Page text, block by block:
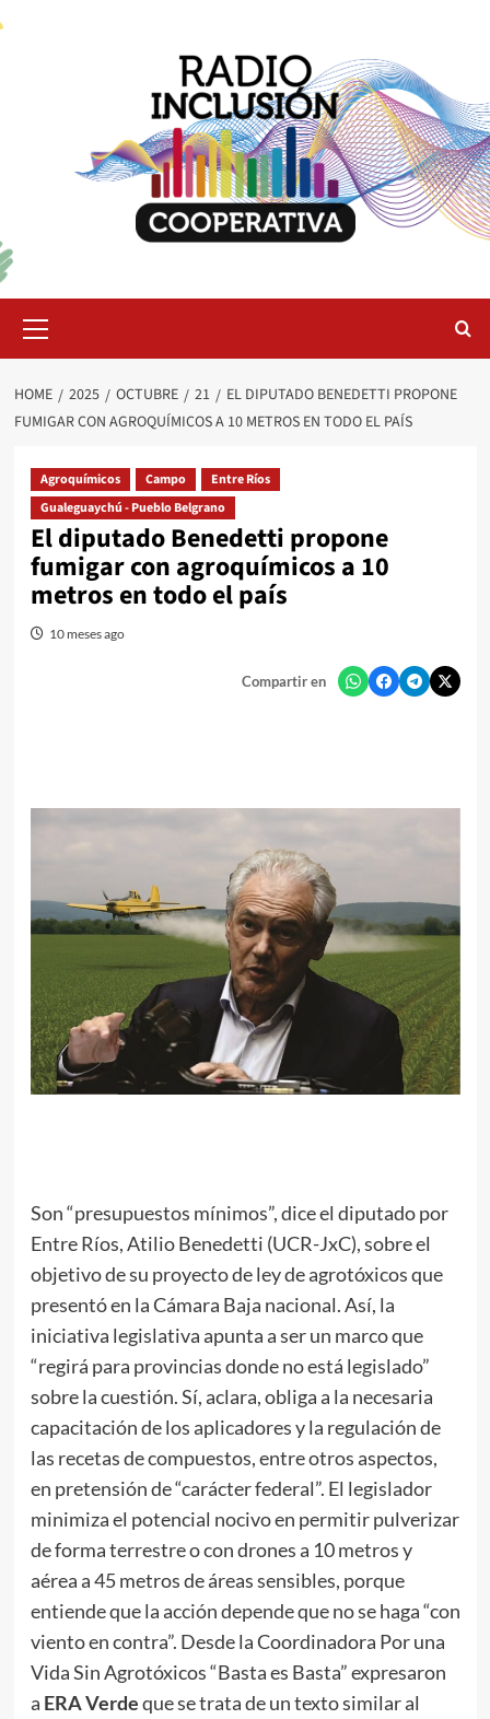
Menu
HOME 2025 OCTUBRE 21
EL DIPUTADO BENEDETTI PROPONE
FUMIGAR CON AGROQUÍMICOS A 10 METROS EN TODO EL PAÍS
Agroquímicos Campo
Entre Ríos
Gualeguaychú - Pueblo Belgrano
El diputado Benedetti propone
fumigar con agroquímicos a 10
metros en todo el país
10 meses ago
Compartir en
Son “presupuestos mínimos”, dice el diputado por
Entre Ríos, Atilio Benedetti (UCR-JxC), sobre el
objetivo de su proyecto de ley de agrotóxicos que
presentó en la Cámara Baja nacional. Así, la
iniciativa legislativa apunta a ser un marco que
“regirá para provincias donde no está legislado”
sobre la cuestión. Sí, aclara, obliga a la necesaria
capacitación de los aplicadores y la regulación de
las recetas de compuestos, entre otros aspectos,
en pretensión de “carácter federal”. El legislador
minimiza el potencial nocivo en permitir pulverizar
de forma terrestre o con drones a 10 metros y
aérea a 45 metros de áreas sensibles, porque
entiende que la acción depende que no se haga “con
viento en contra”. Desde la Coordinadora Por una
Vida Sin Agrotóxicos “Basta es Basta” expresaron
a ERA Verdeque se trata de un texto similar al